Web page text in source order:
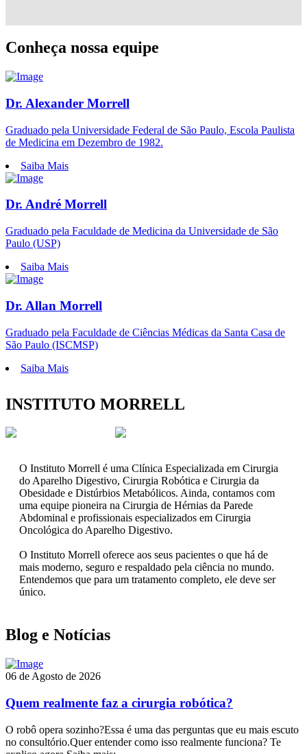
Conheça nossa equipe
Dr. Alexander Morrell
Graduado pela Universidade Federal de São Paulo, Escola Paulista
de Medicina em Dezembro de 1982.
Saiba Mais
Dr. André Morrell
Graduado pela Faculdade de Medicina da Universidade de São
Paulo (USP)
Saiba Mais
Dr. Allan Morrell
Graduado pela Faculdade de Ciências Médicas da Santa Casa de
São Paulo (ISCMSP)
Saiba Mais
INSTITUTO MORRELL
O Instituto Morrell é uma Clínica Especializada em Cirurgia
do Aparelho Digestivo, Cirurgia Robótica e Cirurgia da
Obesidade e Distúrbios Metabólicos. Ainda, contamos com
uma equipe pioneira na Cirurgia de Hérnias da Parede
Abdominal e profissionais especializados em Cirurgia
Oncológica do Aparelho Digestivo.
O Instituto Morrell oferece aos seus pacientes o que há de
mais moderno, seguro e respaldado pela ciência no mundo.
Entendemos que para um tratamento completo, ele deve ser
único.
Blog e Notícias
06 de Agosto de 2026
Quem realmente faz a cirurgia robótica?
O robô opera sozinho?Essa é uma das perguntas que eu mais escuto
no consultório.Quer entender como isso realmente funciona? Te